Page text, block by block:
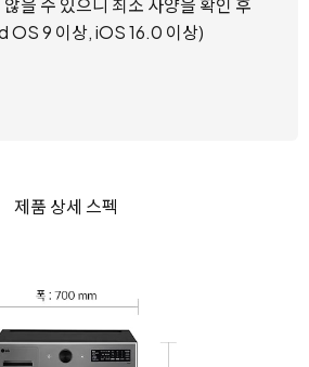
OS 9 이상, iOS 16.0 이상)
제품 상세 스펙